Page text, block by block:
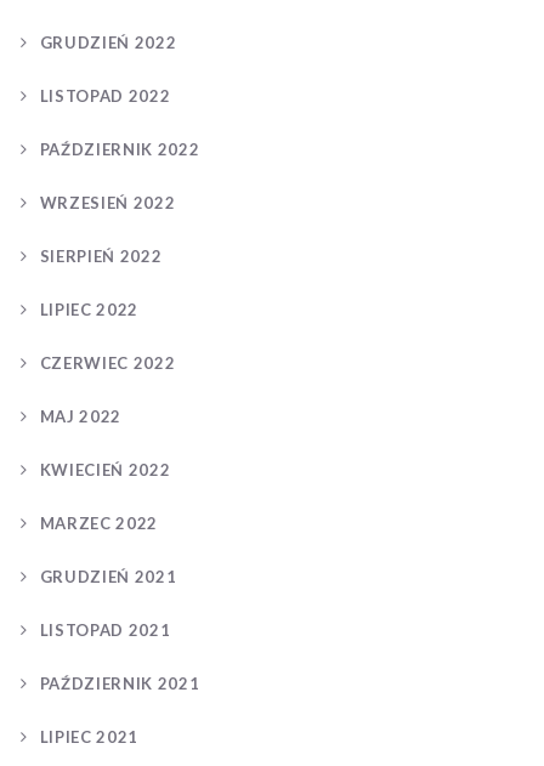
GRUDZIEŃ 2022
LISTOPAD 2022
PAŹDZIERNIK 2022
WRZESIEŃ 2022
SIERPIEŃ 2022
LIPIEC 2022
CZERWIEC 2022
MAJ 2022
KWIECIEŃ 2022
MARZEC 2022
GRUDZIEŃ 2021
LISTOPAD 2021
PAŹDZIERNIK 2021
LIPIEC 2021